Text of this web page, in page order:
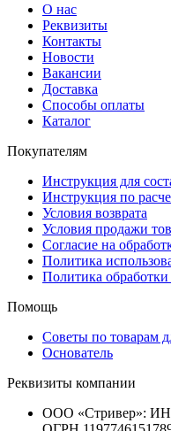
О нас
Реквизиты
Контакты
Новости
Вакансии
Доставка
Способы оплаты
Каталог
Покупателям
Инструкция для
Инструкция по
Условия возврата
Условия продажи
Согласие на
Политика
Политика
Помощь
Советы по товарам
Основатель
Реквизиты компании
ООО «Стривер»: